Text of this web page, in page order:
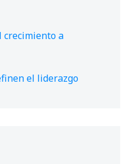
crecimiento a
el liderazgo